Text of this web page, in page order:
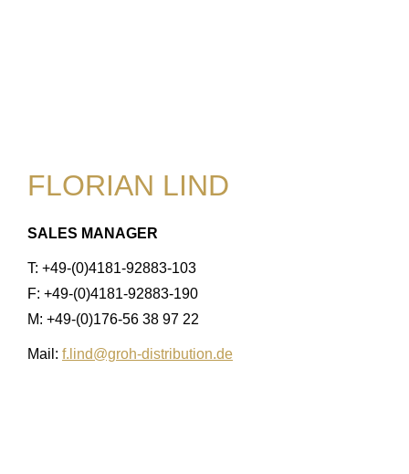
FLORIAN LIND
SALES MANAGER
T: +49-(0)4181-92883-103
F: +49-(0)4181-92883-190
M: +49-(0)176-56 38 97 22
Mail: f.lind@groh-distribution.de